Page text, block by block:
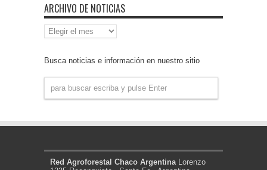
ARCHIVO DE NOTICIAS
Archivo
de
Busca noticias e información en nuestro sitio
Red Agroforestal Chaco Argentina Lorenzo